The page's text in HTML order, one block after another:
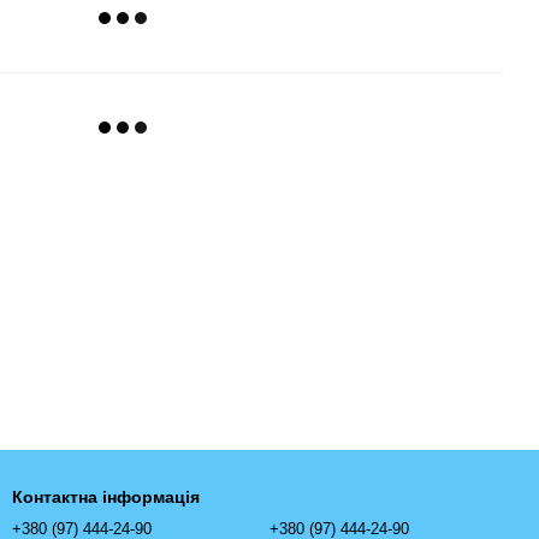
Контактна інформація
+380 (97) 444-24-90 +380 (97) 444-24-90